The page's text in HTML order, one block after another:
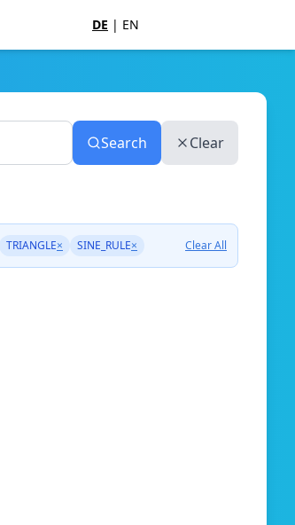
DE | EN
Search Clear
TRIANGLE× SINE_RULE× Clear All